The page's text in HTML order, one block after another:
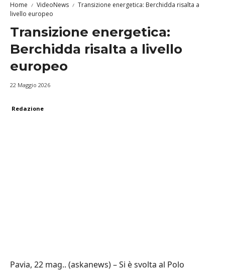
Home VideoNews
Transizione energetica: Berchidda risalta a
livello europeo
Transizione energetica:
Berchidda risalta a livello
europeo
22 Maggio 2026
Redazione
Pavia, 22 mag.. (askanews) – Si è svolta al Polo